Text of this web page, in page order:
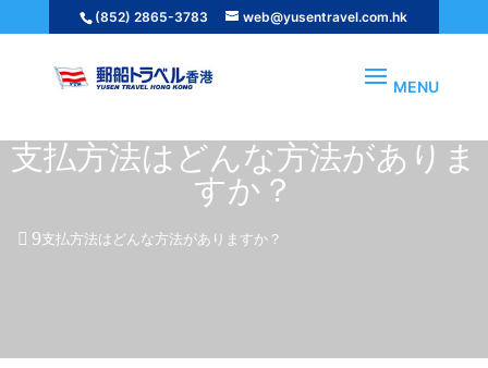
(852) 2865-3783 web@yusentravel.com.hk
支払方法はどんな方法がありま
すか？
支払方法はどんな方法がありますか？